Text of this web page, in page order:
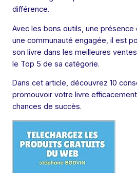
différence.
Avec les bons outils, une
une communauté engagée, il est
son livre dans les meilleures
le Top 5 de sa catégorie.
Dans cet article, découvrez 10
promouvoir votre livre
chances de succès.